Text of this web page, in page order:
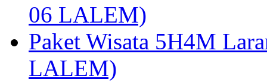
06 LALEM)
Paket Wisata 5H4M
LALEM)